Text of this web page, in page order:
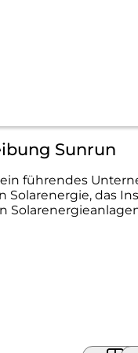
Sunrun
führendes
Solarenergie, das